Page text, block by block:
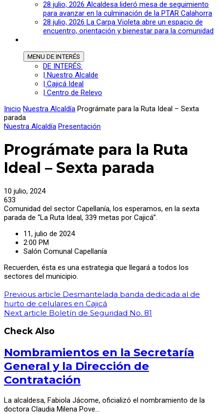
28 julio, 2026 Alcaldesa lideró mesa de seguimiento
para avanzar en la culminación de la PTAR Calahorra
28 julio, 2026 La Carpa Violeta abre un espacio de
encuentro, orientación y bienestar para la comunidad
MENU DE INTERÉS
DE INTERÉS:
| Nuestro Alcalde
| Cajicá Ideal
| Centro de Relevo
Inicio Nuestra Alcaldía Prográmate para la Ruta Ideal – Sexta
parada
Nuestra Alcaldía Presentación
Prográmate para la Ruta
Ideal – Sexta parada
10 julio, 2024
633
Comunidad del sector Capellanía, los esperamos, en la sexta
parada de “La Ruta Ideal, 339 metas por Cajicá”.
11, julio de 2024
2:00 PM
Salón Comunal Capellanía
Recuerden, ésta es una estrategia que llegará a todos los
sectores del municipio.
Previous article Desmantelada banda dedicada al de
hurto de celulares en Cajicá
Next article Boletín de Seguridad No. 81
Check Also
Nombramientos en la Secretaría
General y la Dirección de
Contratación
La alcaldesa, Fabiola Jácome, oficializó el nombramiento de la
doctora Claudia Milena Pove…